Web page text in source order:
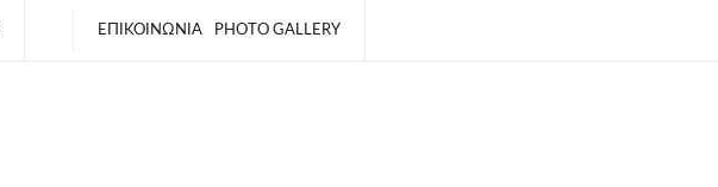
ΕΠΙΚΟΙΝΩΝΙΑ PHOTO GALLERY